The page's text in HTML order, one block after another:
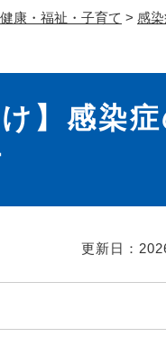
健康・福祉・子育て > 感
け】感染
更新日：